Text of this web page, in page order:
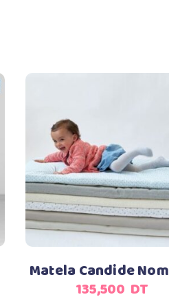
Ajouter au panier
Matela Candide
135,500 DT